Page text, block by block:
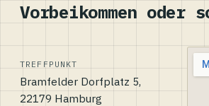
Vorbeikommen oder
TREFFPUNKT
Bramfelder Dorfplatz 5,
22179 Hamburg